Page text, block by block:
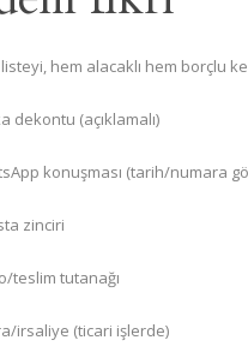
listeyi, hem alacaklı hem borçlu
dekontu (açıklamalı)
konuşması (tarih/numara
zinciri
teslim tutanağı
irsaliye (ticari işlerde)